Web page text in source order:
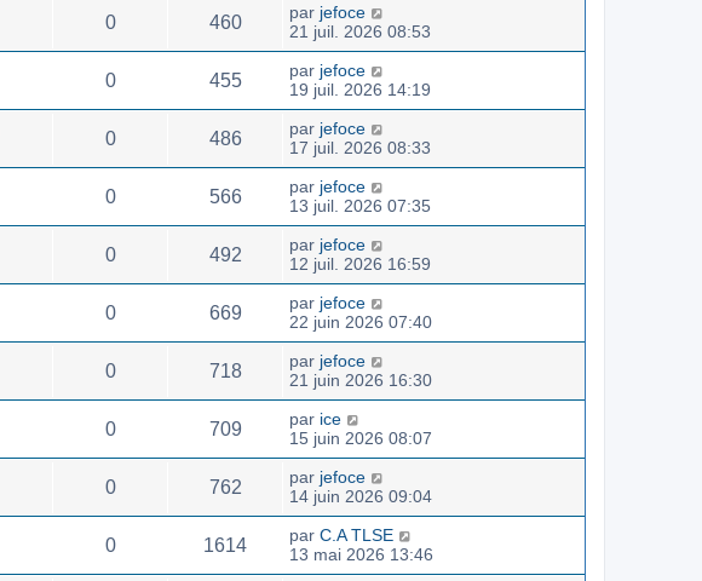
0 460 par jefoce
21 juil. 2026 08:53
0 455 par jefoce
19 juil. 2026 14:19
0 486 par jefoce
17 juil. 2026 08:33
0 566 par jefoce
13 juil. 2026 07:35
0 492 par jefoce
12 juil. 2026 16:59
0 669 par jefoce
22 juin 2026 07:40
0 718 par jefoce
21 juin 2026 16:30
0 709 par ice
15 juin 2026 08:07
0 762 par jefoce
14 juin 2026 09:04
0 1614 par C.A TLSE
13 mai 2026 13:46